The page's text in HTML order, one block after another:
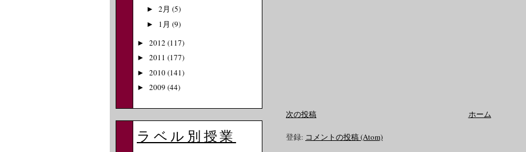
次の投稿 ホーム
登録: コメントの投稿 (Atom)
► 2月 (5)
► 1月 (9)
► 2012 (117)
► 2011 (177)
► 2010(141)
► 2009 (44)
ラベル別授業